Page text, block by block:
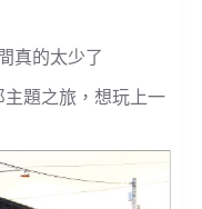
真的太少了
題之旅，想玩上一